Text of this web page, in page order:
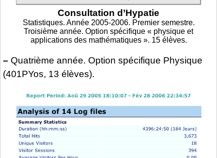
Consultation d’Hypatie
Statistiques. Année 2005-2006. Premier semestre.
Troisième année. Option spécifique « physique et
applications des mathématiques ». 15 élèves.
– Quatrième année. Option spécifique Physique
(401PYos, 13 élèves).